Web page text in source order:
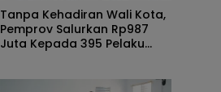
Tanpa Kehadiran Wali Kota,
Pemprov Salurkan Rp987
Juta Kepada 395 Pelaku